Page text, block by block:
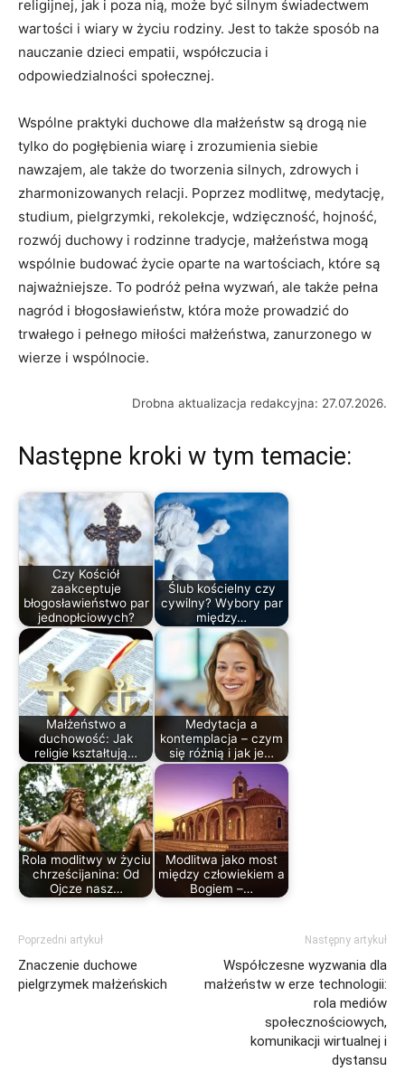
religijnej, jak i poza nią, może być silnym świadectwem
wartości i wiary w życiu rodziny. Jest to także sposób na
nauczanie dzieci empatii, współczucia i
odpowiedzialności społecznej.
Wspólne praktyki duchowe dla małżeństw są drogą nie
tylko do pogłębienia wiarę i zrozumienia siebie
nawzajem, ale także do tworzenia silnych, zdrowych i
zharmonizowanych relacji. Poprzez modlitwę, medytację,
studium, pielgrzymki, rekolekcje, wdzięczność, hojność,
rozwój duchowy i rodzinne tradycje, małżeństwa mogą
wspólnie budować życie oparte na wartościach, które są
najważniejsze. To podróż pełna wyzwań, ale także pełna
nagród i błogosławieństw, która może prowadzić do
trwałego i pełnego miłości małżeństwa, zanurzonego w
wierze i wspólnocie.
Drobna aktualizacja redakcyjna: 27.07.2026.
Następne kroki w tym temacie:
Czy Kościół
zaakceptuje
błogosławieństwo par
jednopłciowych?
Ślub kościelny czy
cywilny? Wybory par
między…
Małżeństwo a
duchowość: Jak
religie kształtują…
Medytacja a
kontemplacja – czym
się różnią i jak je…
Rola modlitwy w życiu
chrześcijanina: Od
Ojcze nasz…
Modlitwa jako most
między człowiekiem a
Bogiem –…
Poprzedni artykuł
Znaczenie duchowe
pielgrzymek małżeńskich
Następny artykuł
Współczesne wyzwania dla
małżeństw w erze technologii:
rola mediów
społecznościowych,
komunikacji wirtualnej i
dystansu